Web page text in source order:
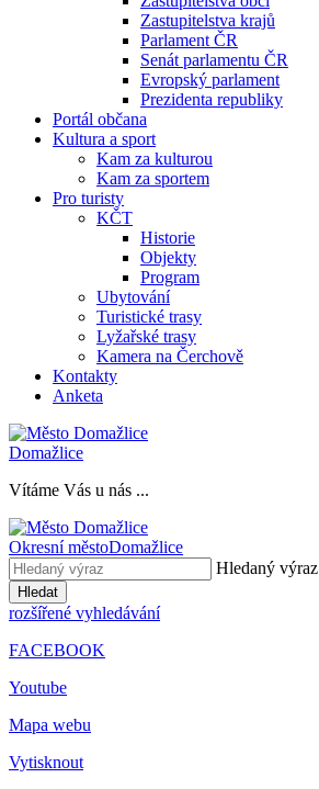
Zastupitelstva krajů
Parlament ČR
Senát parlamentu ČR
Evropský parlament
Prezidenta republiky
Portál občana
Kultura a sport
Kam za kulturou
Kam za sportem
Pro turisty
KČT
Historie
Objekty
Program
Ubytování
Turistické trasy
Lyžařské trasy
Kamera na Čerchově
Kontakty
Anketa
Domažlice
Vítáme Vás u nás ...
Okresní městoDomažlice
Hledaný výraz
Hledat
rozšířené vyhledávání
FACEBOOK
Youtube
Mapa webu
Vytisknout